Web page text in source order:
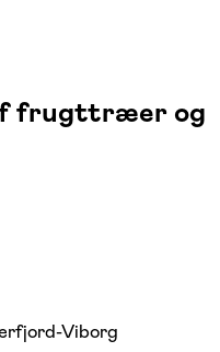
frugttræer og
Viborg